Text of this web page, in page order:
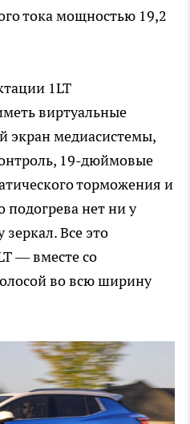
тока мощностью 19,2
1LT
виртуальные
медиасистемы,
19-дюймовые
торможения и
подогрева нет ни у
Все это
— вместе со
во всю ширину